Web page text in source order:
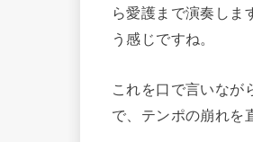
ら愛護まで演奏しま
う感じですね。
これを口で言いなが
で、テンポの崩れを